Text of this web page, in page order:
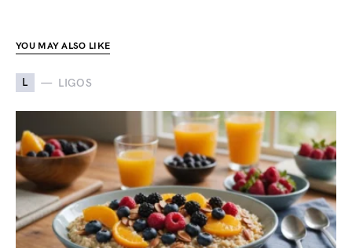
YOU MAY ALSO LIKE
L LIGOS